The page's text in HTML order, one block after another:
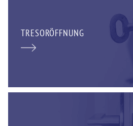
TRESORÖFFNUNG